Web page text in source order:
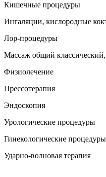
Кишечные процедуры
Ингаляции, кислородные
Лор-процедуры
Массаж общий
Физиолечение
Прессотерапия
Эндоскопия
Урологические процедуры
Гинекологические процедуры
Ударно-волновая терапия